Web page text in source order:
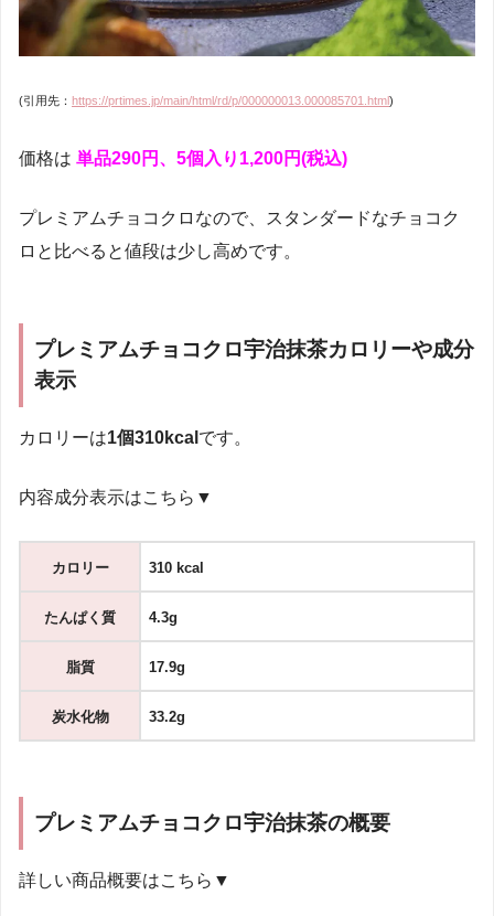
(引用先： https://prtimes.jp/main/html/rd/p/000000013.000085701.html)
価格は 単品290円、5個入り1,200円(税込)
プレミアムチョコクロなので、スタンダードなチョコク
ロと比べると値段は少し高めです。
プレミアムチョコクロ宇治抹茶カロリーや成分
表示
カロリーは1個310kcal です。
内容成分表示はこちら▼
カロリー 310 kcal
たんぱく質 4.3g
脂質 17.9g
炭水化物 33.2g
プレミアムチョコクロ宇治抹茶の概要
詳しい商品概要はこちら▼